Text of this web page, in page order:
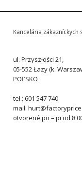
Kancelária zákazníckych
ul. Przyszłości 21,
05-552 Łazy (k.
POĽSKO
tel.: 601 547 740
mail:
otvorené po – pi od